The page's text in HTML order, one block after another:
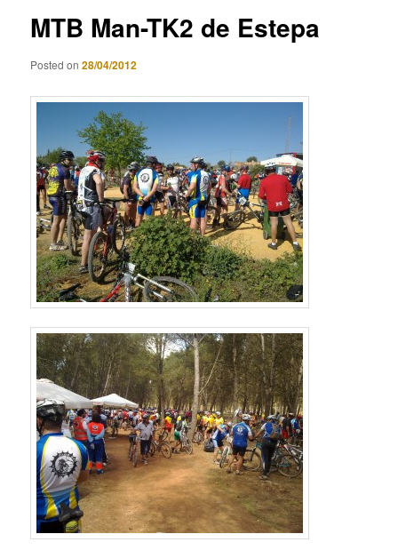
MTB Man-TK2 de Estepa
Posted on28/04/2012